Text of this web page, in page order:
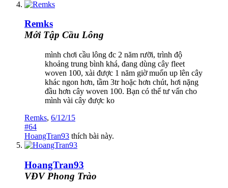
Remks
Mới Tập Cầu Lông
mình chơi cầu lông đc 2 năm rưỡi, trình độ
khoảng trung bình khá, đang dùng cây fleet
woven 100, xài được 1 năm giờ muốn up lên cây
khác ngon hơn, tầm 3tr hoặc hơn chút, hơi nặng
đầu hơn cây woven 100. Bạn có thể tư vấn cho
mình vài cây được ko
Remks, 6/12/15
#64
HoangTran93 thích bài này.
HoangTran93
VĐV Phong Trào